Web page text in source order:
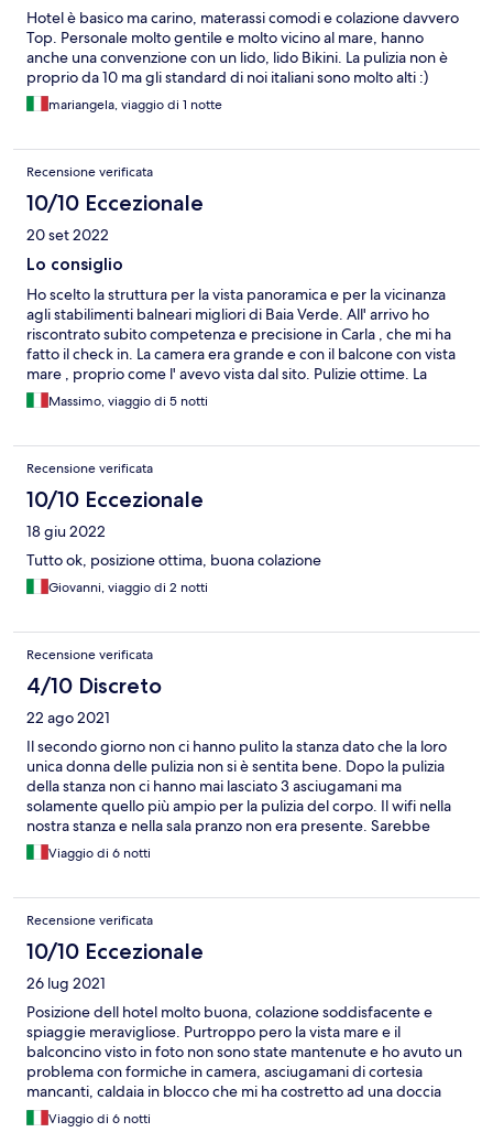
Hotel è basico ma carino, materassi comodi e colazione davvero
Top. Personale molto gentile e molto vicino al mare, hanno
anche una convenzione con un lido, lido Bikini. La pulizia non è
proprio da 10 ma gli standard di noi italiani sono molto alti :)
mariangela, viaggio di 1 notte
Recensione verificata
10/10 Eccezionale
20 set 2022
Lo consiglio
Ho scelto la struttura per la vista panoramica e per la vicinanza
agli stabilimenti balneari migliori di Baia Verde. All' arrivo ho
riscontrato subito competenza e precisione in Carla , che mi ha
fatto il check in. La camera era grande e con il balcone con vista
mare , proprio come l' avevo vista dal sito. Pulizie ottime. La
colazione , servita al 5° piano con vista sulla Baia , completa sìa di
dolci che di preparazioni salate. Ma soprattutto è servita dal
con altrettanto piacere , dedico una menzione per Mariangela
che svolge il proprio lavoro in modo professionale , mettendoci
passione.
Massimo, viaggio di 5 notti
Recensione verificata
10/10 Eccezionale
18 giu 2022
Tutto ok, posizione ottima, buona colazione
Giovanni, viaggio di 2 notti
Recensione verificata
4/10 Discreto
22 ago 2021
Il secondo giorno non ci hanno pulito la stanza dato che la loro
unica donna delle pulizia non si è sentita bene. Dopo la pulizia
della stanza non ci hanno mai lasciato 3 asciugamani ma
solamente quello più ampio per la pulizia del corpo. Il wifi nella
nostra stanza e nella sala pranzo non era presente. Sarebbe
stato gradito toglierci il servizio del secondo giorno sul prezzo
finale dato che non c'è stato.
Viaggio di 6 notti
Recensione verificata
10/10 Eccezionale
26 lug 2021
Posizione dell hotel molto buona, colazione soddisfacente e
spiaggie meravigliose. Purtroppo pero la vista mare e il
balconcino visto in foto non sono state mantenute e ho avuto un
problema con formiche in camera, asciugamani di cortesia
mancanti, caldaia in blocco che mi ha costretto ad una doccia
fredda al secondo giorno. Il personale della reception molto
cordiale, preparato e Gentile.
Viaggio di 6 notti